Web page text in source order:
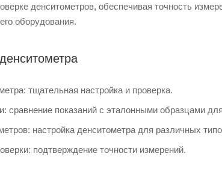
денситометров, обеспечивая точность
оборудования.
тщательная настройка и проверка.
сравнение показаний с эталонными образцами
настройка денситометра для различных
подтверждение точности измерений.